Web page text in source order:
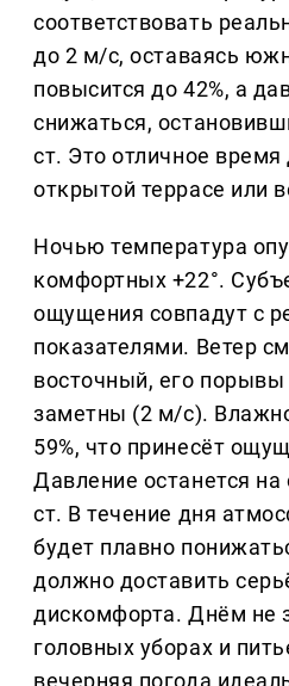
соответствовать
до 2 м/с, оставаясь
повысится до 42%, а
снижаться,
ст. Это отличное
открытой террасе или
Ночью температура
комфортных +22°.
ощущения совпадут с
показателями. Ветер
восточный, его порывы
заметны (2 м/с).
59%, что принесёт
Давление останется
ст. В течение дня
будет плавно
должно доставить
дискомфорта. Днём не
головных уборах и
вечерняя погода